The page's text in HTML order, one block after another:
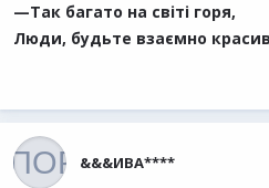
—Так багато на світі горя,
Люди, будьте взаємно
&&&ИВА****